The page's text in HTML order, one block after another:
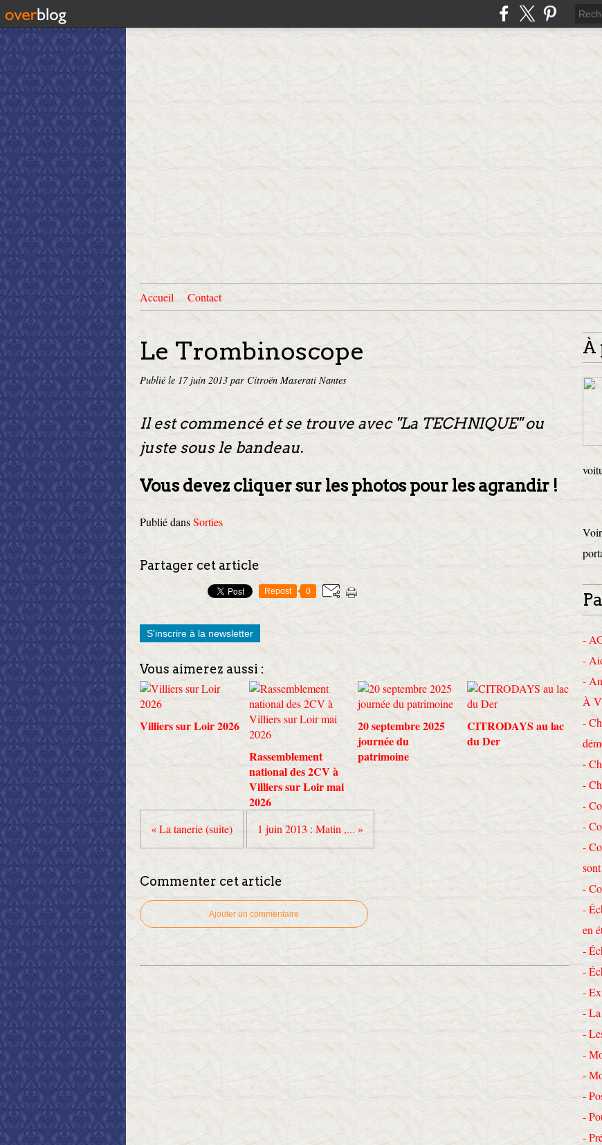
Accueil Contact
Le Trombinoscope
Publié le 17 juin 2013 par Citroën Maserati Nantes
Il est commencé et se trouve avec "La TECHNIQUE" ou
juste sous le bandeau.
Vous devez cliquer sur les photos pour les agrandir !
Publié dansSorties
Partager cet article
Repost 0
S'inscrire à la newsletter
Vous aimerez aussi :
Villiers sur Loir 2026
Rassemblement
national des 2CV à
Villiers sur Loir mai
2026
20 septembre 2025
journée du
patrimoine
CITRODAYS au lac
du Der
« La tanerie (suite) 1 juin 2013 : Matin ,... »
Commenter cet article
Ajouter un commentaire
À
-
-
-
À
-
-
-
-
-
-
-
-
en
-
-
-
-
-
-
-
-
-
-